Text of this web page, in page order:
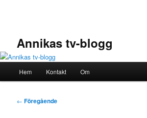
Annikas tv-blogg
Hem Kontakt Om
Inläggsnavigering
← Föregående